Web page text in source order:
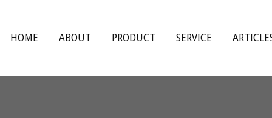
HOME ABOUT PRODUCT SERVICE